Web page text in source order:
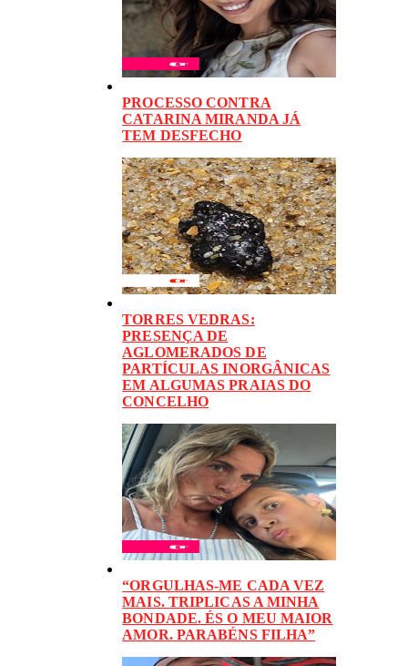
PROCESSO CONTRA
CATARINA MIRANDA JÁ
TEM DESFECHO
TORRES VEDRAS:
PRESENÇA DE
AGLOMERADOS DE
PARTÍCULAS INORGÂNICAS
EM ALGUMAS PRAIAS DO
CONCELHO
“ORGULHAS-ME CADA VEZ
MAIS. TRIPLICAS A MINHA
BONDADE. ÉS O MEU MAIOR
AMOR. PARABÉNS FILHA”